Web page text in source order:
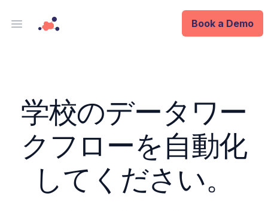
Open main menu
Book a Demo
Enterprise
Integrations
学校のデータワー
クフローを自動化
してください。